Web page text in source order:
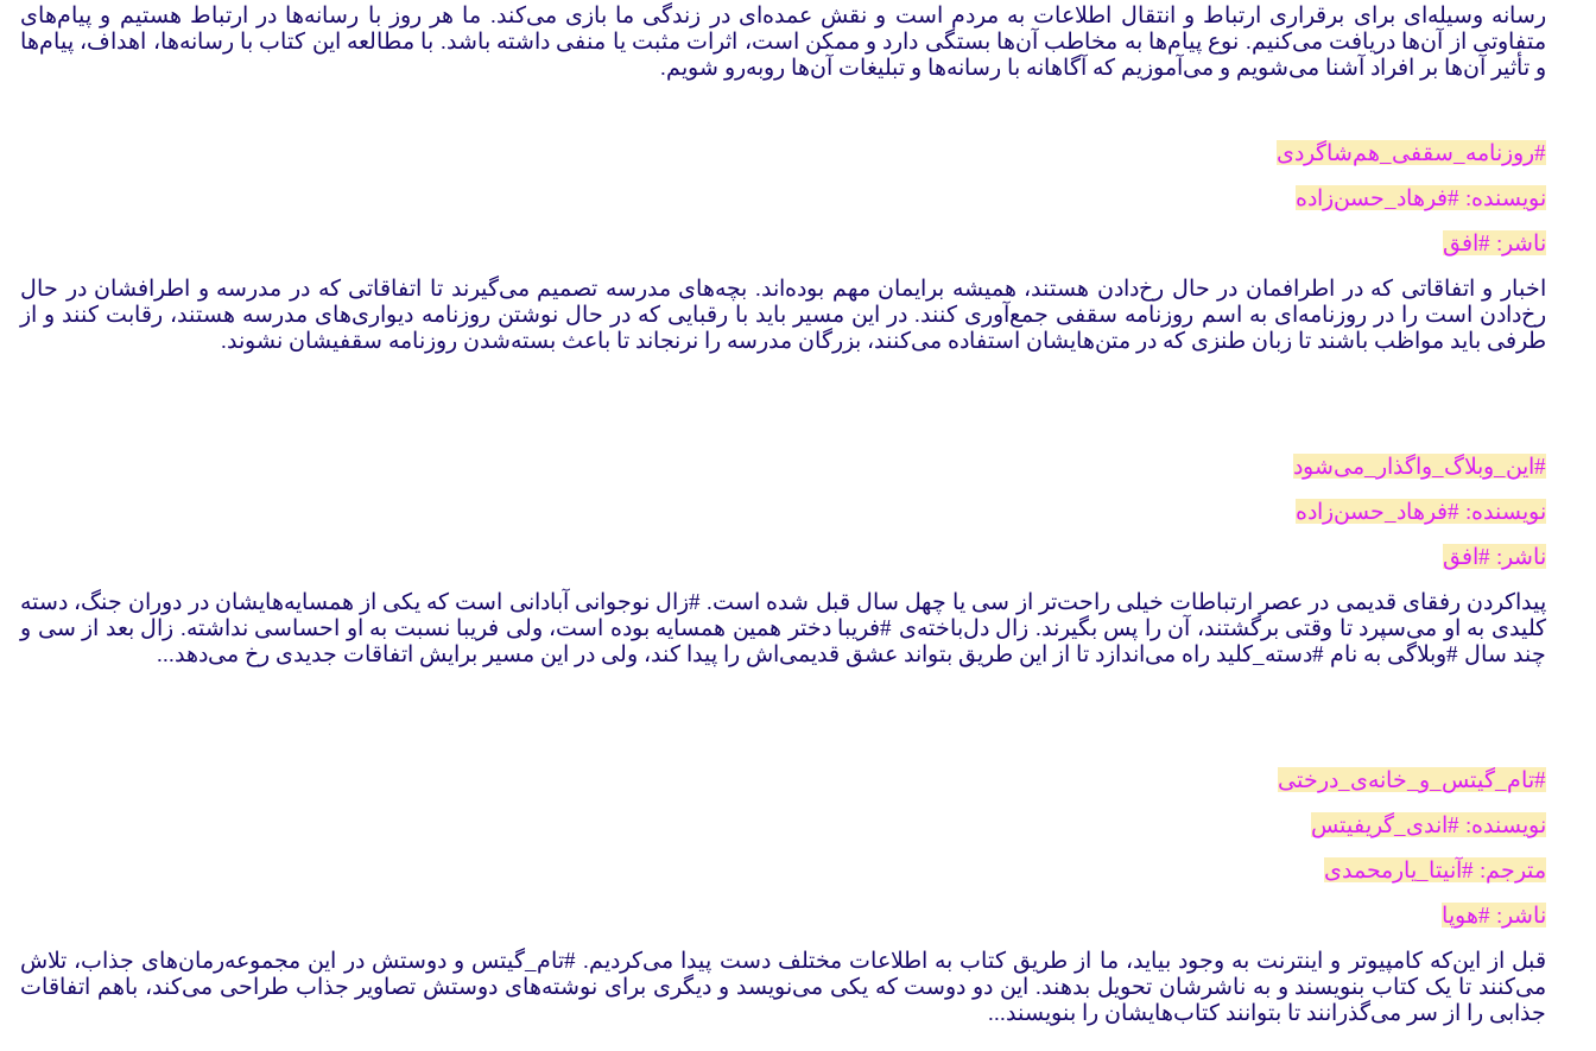
رسانه وسیله‌ای برای برقراری ارتباط و انتقال اطلاعات به مردم است و نقش عمده‌ای در زندگی ما بازی می‌کند. ما هر روز با رسانه‌ها در ارتباط هستیم و پیام‌های
متفاوتی از آن‌ها دریافت می‌کنیم. نوع پیام‌ها به مخاطب آن‌ها بستگی دارد و ممکن است، اثرات مثبت یا منفی داشته باشد. با مطالعه این کتاب با رسانه‌ها، اهداف، پیام‌ها
و تأثیر آن‌ها بر افراد آشنا می‌شویم و می‌آموزیم که آگاهانه با رسانه‌ها و تبلیغات آن‌ها روبه‌رو شویم.
#‌روزنامه‌_‌سقفی‌_‌هم‌شاگردی
نویسنده: #‌فرهاد‌_‌حسن‌زاده
ناشر: #‌افق
اخبار و اتفاقاتی که در اطرافمان در حال رخ‌دادن هستند، همیشه برایمان مهم بوده‌اند. بچه‌های مدرسه تصمیم می‌گیرند تا اتفاقاتی که در مدرسه و اطرافشان در حال
رخ‌دادن است را در روزنامه‌ای به اسم روزنامه سقفی جمع‌آوری کنند. در این مسیر باید با رقبایی که در حال نوشتن روزنامه دیواری‌های مدرسه هستند، رقابت کنند و از
طرفی باید مواظب باشند تا زبان طنزی که در متن‌هایشان استفاده می‌کنند، بزرگان مدرسه را نرنجاند تا باعث بسته‌شدن روزنامه سقفیشان نشوند.
#‌این‌_‌وبلاگ‌_‌واگذار‌_‌می‌شود
نویسنده: #‌فرهاد‌_‌حسن‌زاده
ناشر: #افق
پیداکردن رفقای قدیمی در عصر ارتباطات خیلی راحت‌تر از سی یا چهل سال قبل شده است. #‌زال نوجوانی آبادانی است که یکی از همسایه‌هایشان در دوران جنگ، دسته
کلیدی به او می‌سپرد تا وقتی برگشتند، آن را پس بگیرند. زال دل‌باخته‌ی #‌فریبا دختر همین همسایه بوده است، ولی فریبا نسبت به او احساسی نداشته. زال بعد از سی و
چند سال #‌وبلاگی به نام #‌دسته‌_‌کلید راه می‌اندازد تا از این طریق بتواند عشق قدیمی‌اش را پیدا کند، ولی در این مسیر برایش اتفاقات جدیدی رخ می‌دهد...
#‌تام‌_‌گیتس‌_‌و‌_‌خانه‌ی‌_‌درختی
نویسنده: #‌اندی‌_‌گریفیتس
مترجم: #‌آنیتا‌_‌یارمحمدی
ناشر: #‌هوپا
قبل از این‌که کامپیوتر و اینترنت به وجود بیاید، ما از طریق کتاب به اطلاعات مختلف دست پیدا می‌کردیم. #‌تام‌_‌گیتس و دوستش در این مجموعه‌رمان‌های جذاب، تلاش
می‌کنند تا یک کتاب بنویسند و به ناشرشان تحویل بدهند. این دو دوست که یکی می‌نویسد و دیگری برای نوشته‌های دوستش تصاویر جذاب طراحی می‌کند، باهم اتفاقات
جذابی را از سر می‌گذرانند تا بتوانند کتاب‌هایشان را بنویسند...